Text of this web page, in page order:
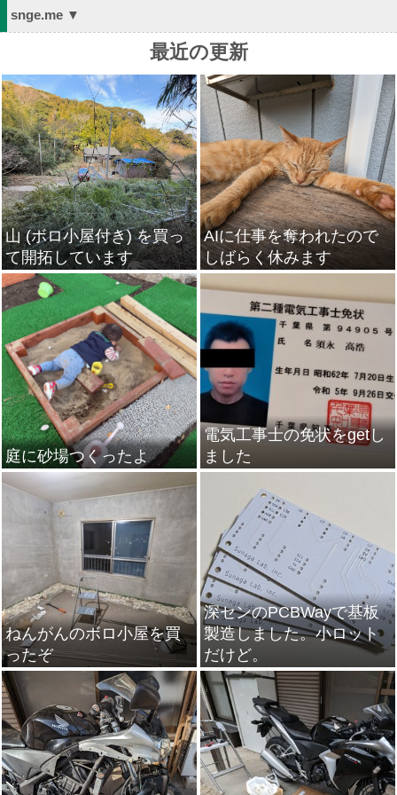
snge.me ▼
最近の更新
山 (ボロ小屋付き) を買っ
て開拓しています
AIに仕事を奪われたので
しばらく休みます
庭に砂場つくったよ
電気工事士の免状をgetし
ました
ねんがんのボロ小屋を買
ったぞ
深センのPCBWayで基板
製造しました。小ロット
だけど。